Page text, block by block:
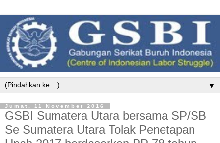
▼
Jumat, 11 November 2016
GSBI Sumatera Utara bersama SP/SB
Se Sumatera Utara Tolak Penetapan